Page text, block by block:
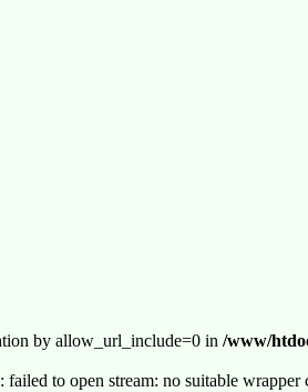
by allow_url_include=0 in /www/
to open stream: no suitable wrapper